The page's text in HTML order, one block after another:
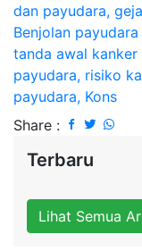
dan payudara,
Benjolan
tanda awal
payudara, risiko
payudara, Kons
Share :
Terbaru
Lihat Semua